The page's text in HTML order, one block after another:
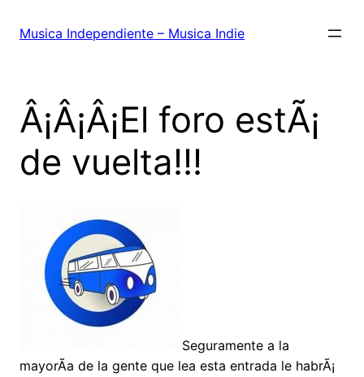
Musica Independiente – Musica Indie
Â¡Â¡Â¡El foro estÃ¡
de vuelta!!!
Seguramente a la
mayorÃ­a de la gente que lea esta entrada le habrÃ¡